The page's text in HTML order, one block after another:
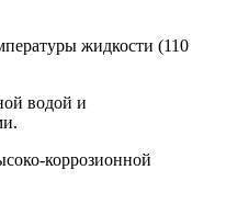
жидкости (110
водой и
коррозионной